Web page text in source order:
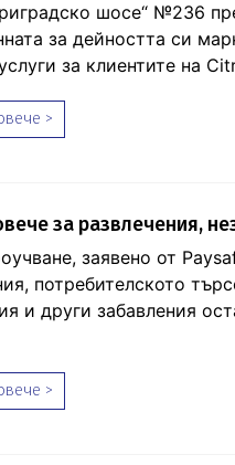
шосе“ №236
за дейността си
за клиентите на
>
за развлечения,
заявено от
потребителското
и други забавления
>